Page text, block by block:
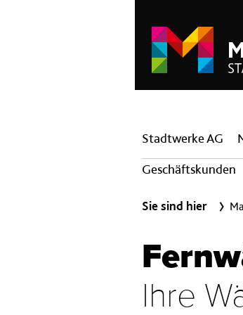
Hauptnavigation
Stadtwerke AG
Geschäftskunden
Sie sind hier
Ihre